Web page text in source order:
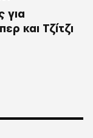
για
και Τζίτζι